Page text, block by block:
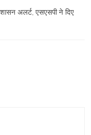
अलर्ट, एसएसपी ने दिए